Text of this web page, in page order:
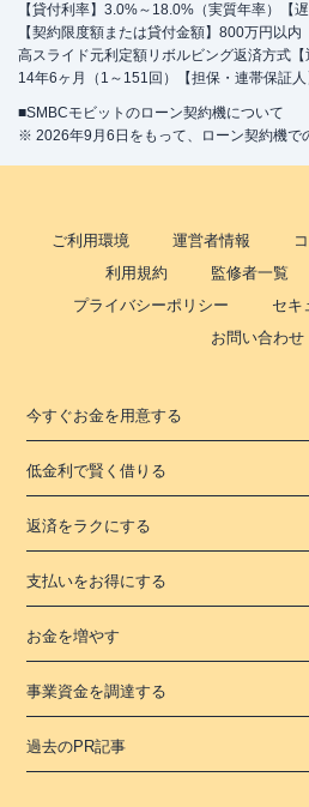
【貸付利率】3.0%～18.0%（実質年率）【
【契約限度額または貸付金額】800万円以
高スライド元利定額リボルビング返済方式
14年6ヶ月（1～151回）【担保・連帯保証
■SMBCモビットのローン契約機について
※ 2026年9月6日をもって、ローン契約機で
ご利用環境 運営者情報
利用規約
監修者一覧
プライバシーポリシー
セキ
お問い合わせ
今すぐお金を用意する
低金利で賢く借りる
返済をラクにする
支払いをお得にする
お金を増やす
事業資金を調達する
過去のPR記事